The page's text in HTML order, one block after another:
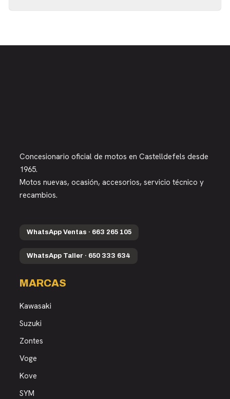
Concesionario oficial de motos en Castelldefels desde
1965.
Motos nuevas, ocasión, accesorios, servicio técnico y
recambios.
WhatsApp Ventas · 663 265 105
WhatsApp Taller · 650 333 634
MARCAS
Kawasaki
Suzuki
Zontes
Voge
Kove
SYM